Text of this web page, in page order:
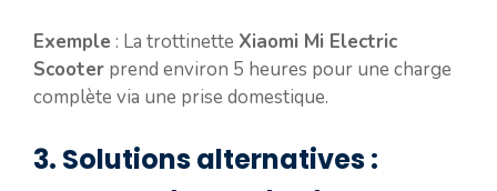
Exemple : La trottinette Xiaomi Mi Electric
Scooter prend environ 5 heures pour une charge
complète via une prise domestique.
3. Solutions alternatives :